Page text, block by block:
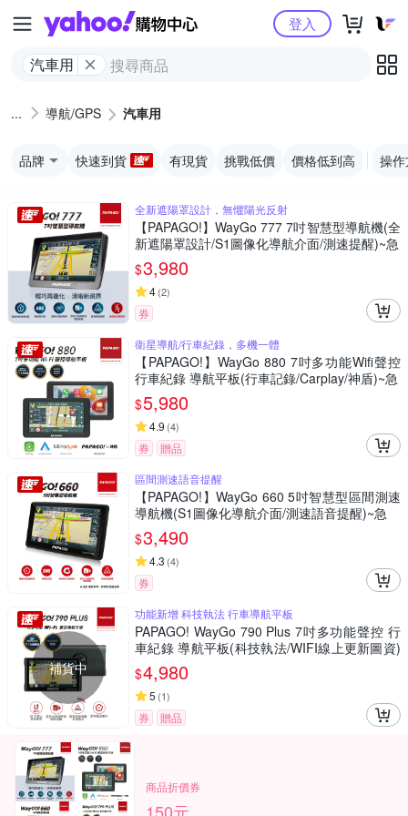
Yahoo購物中心
汽車用
登入
導航/GPS 汽車用
品牌 快速到貨 有現貨 挑戰低價 價格低到高 操
全新遮陽罩設計，無懼陽光反射
【PAPAGO!】WayGo 777 7吋智慧型導航機(全
新遮陽罩設計/S1圖像化導航介面/測速提醒)~急
$3,980
4(2)
券
衛星導航/行車紀錄，多機一體
【PAPAGO!】WayGo 880 7吋多功能Wifi聲控
行車紀錄 導航平板(行車記錄/Carplay/神盾)~急
$5,980
4.9 (4)
券
贈品
區間測速語音提醒
【PAPAGO!】WayGo 660 5吋智慧型區間測速
導航機(S1圖像化導航介面/測速語音提醒)~急
$3,490
4.3 (4)
券
補貨中
功能新增 科技執法 行車導航平板
PAPAGO! WayGo 790 Plus 7吋多功能聲控 行
車紀錄 導航平板(科技執法/WIFI線上更新圖資)
~急
$4,980
5 (1)
券 贈品
商品折價券